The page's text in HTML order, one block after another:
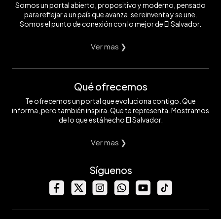
Somos un portal abierto, propositivo y moderno, pensado
para reflejar a un país que avanza, se reinventa y se une.
Somos el punto de conexión con lo mejor de El Salvador.
Ver mas ❯
Qué ofrecemos
Te ofrecemos un portal que evoluciona contigo. Que
informa, pero también inspira. Que te representa. Mostramos
de lo que está hecho El Salvador.
Ver mas ❯
Síguenos